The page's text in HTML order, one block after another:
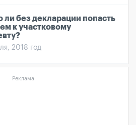
ли без декларации попасть
к участковому
2018 год
Реклама